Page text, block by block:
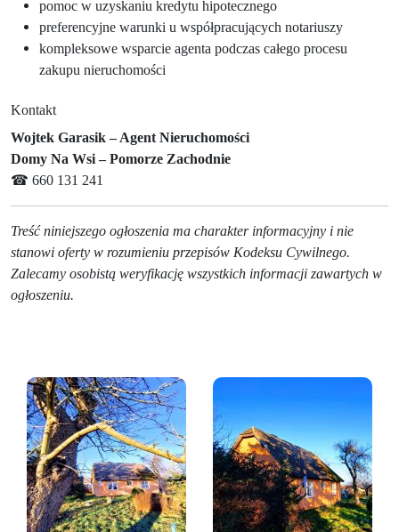
pomoc w uzyskaniu kredytu hipotecznego
preferencyjne warunki u współpracujących notariuszy
kompleksowe wsparcie agenta podczas całego procesu
zakupu nieruchomości
Kontakt
Wojtek Garasik – Agent Nieruchomości
Domy Na Wsi – Pomorze Zachodnie
☎ 660 131 241
Treść niniejszego ogłoszenia ma charakter informacyjny i nie
stanowi oferty w rozumieniu przepisów Kodeksu Cywilnego.
Zalecamy osobistą weryfikację wszystkich informacji zawartych w
ogłoszeniu.